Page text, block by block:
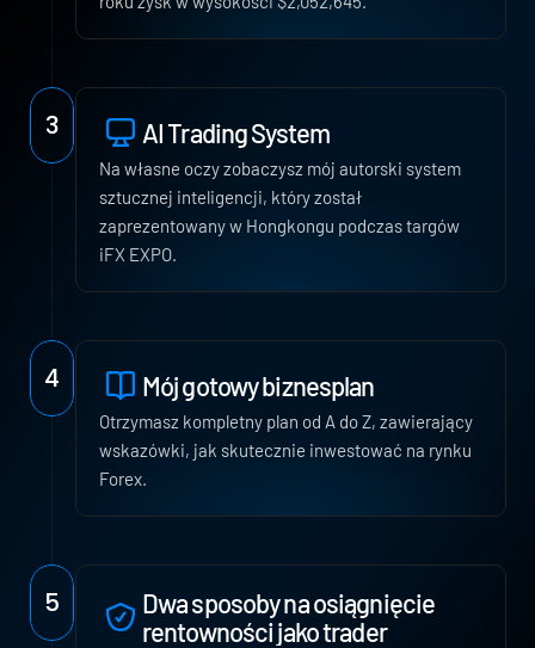
3 AI Trading System
Na własne oczy zobaczysz mój autorski system
sztucznej inteligencji, który został
zaprezentowany w Hongkongu podczas targów
iFX EXPO.
4 Mój gotowy biznesplan
Otrzymasz kompletny plan od A do Z, zawierający
wskazówki, jak skutecznie inwestować na rynku
Forex.
5
Dwa sposoby na osiągnięcie
rentowności jako trader